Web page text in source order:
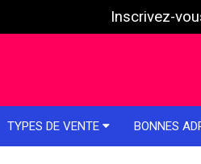
Inscrivez-
TYPES DE VENTE BONNES